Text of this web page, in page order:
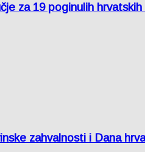
za 19 poginulih
zahvalnosti i Dana